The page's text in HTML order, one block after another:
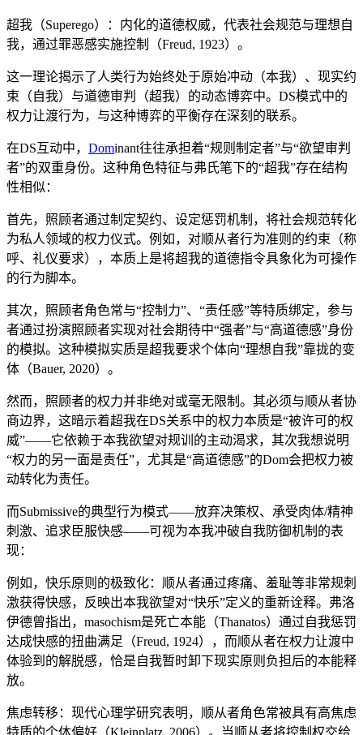
超我（Superego）：内化的道德权威，代表社会规范与理想自
我，通过罪恶感实施控制（Freud, 1923）。
这一理论揭示了人类行为始终处于原始冲动（本我）、现实约
束（自我）与道德审判（超我）的动态博弈中。DS模式中的
权力让渡行为，与这种博弈的平衡存在深刻的联系。
在DS互动中， Dominant往往承担着“规则制定者”与“欲望审判
者”的双重身份。这种角色特征与弗氏笔下的“超我”存在结构
性相似：
首先，照顾者通过制定契约、设定惩罚机制，将社会规范转化
为私人领域的权力仪式。例如，对顺从者行为准则的约束（称
呼、礼仪要求），本质上是将超我的道德指令具象化为可操作
的行为脚本。
其次，照顾者角色常与“控制力”、“责任感”等特质绑定，参与
者通过扮演照顾者实现对社会期待中“强者”与“高道德感”身份
的模拟。这种模拟实质是超我要求个体向“理想自我”靠拢的变
体（Bauer, 2020）。
然而，照顾者的权力并非绝对或毫无限制。其必须与顺从者协
商边界，这暗示着超我在DS关系中的权力本质是“被许可的权
威”——它依赖于本我欲望对规训的主动渴求，其次我想说明
“权力的另一面是责任”，尤其是“高道德感”的Dom会把权力被
动转化为责任。
而Submissive的典型行为模式——放弃决策权、承受肉体/精神
刺激、追求臣服快感——可视为本我冲破自我防御机制的表
现：
例如，快乐原则的极致化：顺从者通过疼痛、羞耻等非常规刺
激获得快感，反映出本我欲望对“快乐”定义的重新诠释。弗洛
伊德曾指出，masochism是死亡本能（Thanatos）通过自我惩罚
达成快感的扭曲满足（Freud, 1924），而顺从者在权力让渡中
体验到的解脱感，恰是自我暂时卸下现实原则负担后的本能释
放。
焦虑转移：现代心理学研究表明，顺从者角色常被具有高焦虑
特质的个体偏好（Kleinplatz, 2006）。当顺从者将控制权交给